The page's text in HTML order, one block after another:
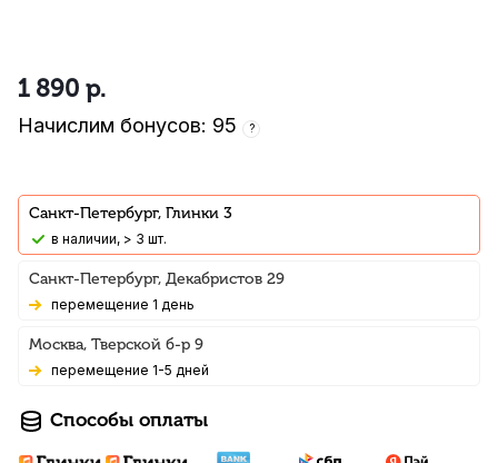
1 890 р.
Начислим бонусов: 95 ?
Санкт-Петербург, Глинки 3
В наличии, > 3 шт.
Санкт-Петербург, Декабристов 29
Перемещение 1 день
Москва, Тверской б-р 9
Перемещение 1-5 дней
Способы оплаты